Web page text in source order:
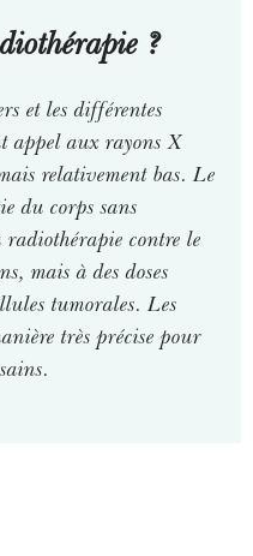
?
et les différentes
appel aux rayons X
relativement bas. Le
du corps sans
radiothérapie contre le
mais à des doses
tumorales. Les
très précise pour